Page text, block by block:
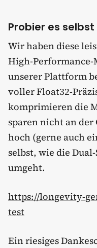
Probier es selbst
Wir haben diese
High-
unserer Plattform
voller Float32-
komprimieren die
sparen nicht an der
hoch (gerne auch
selbst, wie die
umgeht.
https://longevity-
test
Ein riesiges